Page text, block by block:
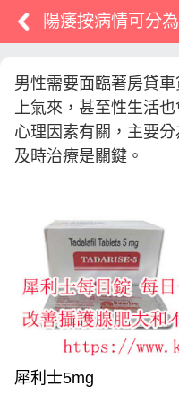
陽痿按病情可分
男性需要面臨著房貸
上氣來，甚至性生活
心理因素有關，主要
及時治療是關鍵。
犀利士5mg